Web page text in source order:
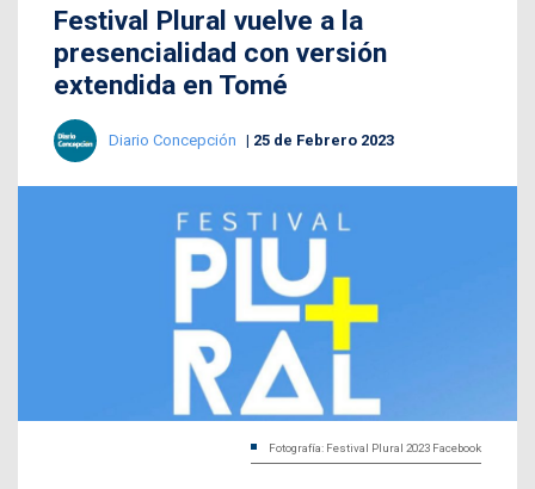
Festival Plural vuelve a la
presencialidad con versión
extendida en Tomé
Diario Concepción 25 de Febrero 2023
Fotografía: Festival Plural 2023 Facebook